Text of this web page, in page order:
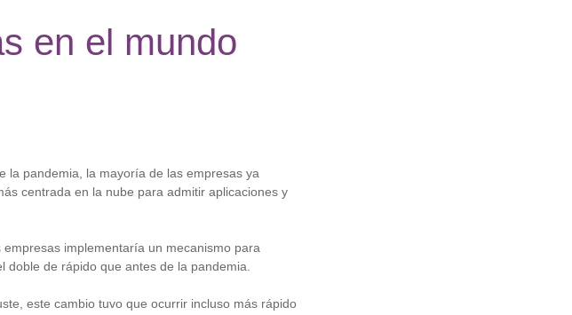
en el mundo
la pandemia, la mayoría de las empresas ya
centrada en la nube para admitir aplicaciones y
implementaría un mecanismo para
de rápido que antes de la pandemia.
este cambio tuvo que ocurrir incluso más rápido